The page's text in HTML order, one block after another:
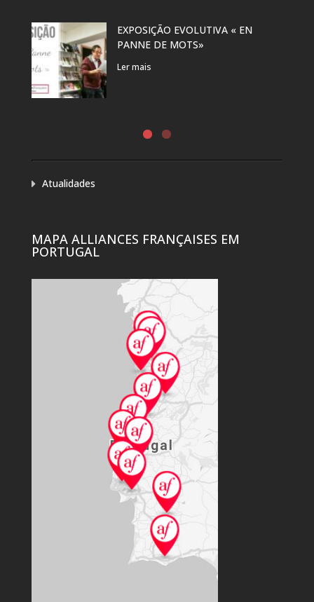
EXPOSIÇÃO EVOLUTIVA « EN
PANNE DE MOTS»
Ler mais
Atualidades
MAPA ALLIANCES FRANÇAISES EM
PORTUGAL